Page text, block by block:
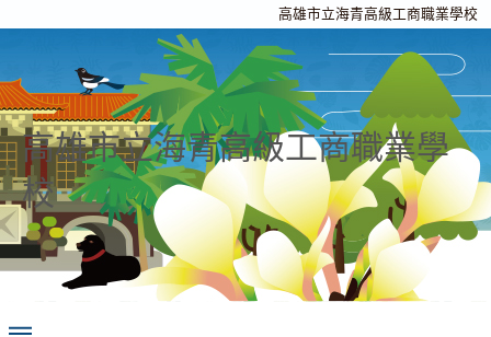
高雄市立海青高級工商職業學校
高雄市立海青高級工商職業學
校